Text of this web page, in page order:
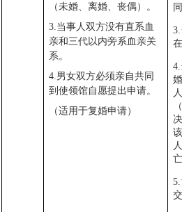
（未婚、离婚、丧偶）。
3.当事人双方没有直系血
亲和三代以内旁系血亲关
系。
4.男女双方必须亲自共同
到使领馆自愿提出申请。
（适用于复婚申请）
3.
4.
5.